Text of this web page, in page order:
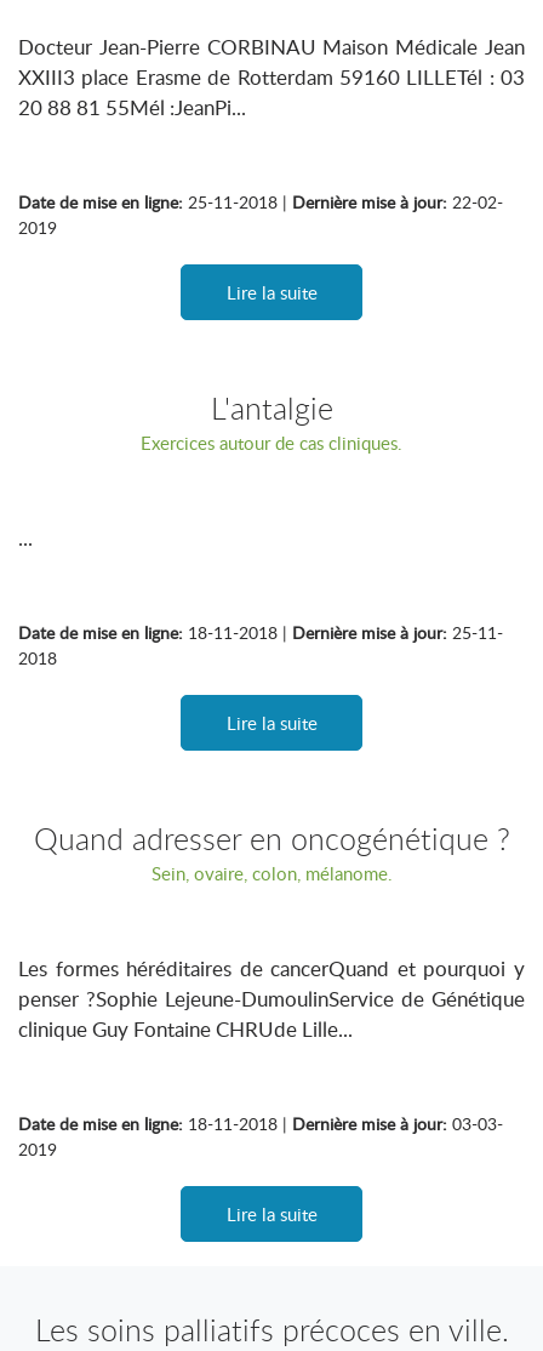
Docteur Jean-Pierre CORBINAU Maison Médicale Jean
XXIII3 place Erasme de Rotterdam 59160 LILLETél : 03
20 88 81 55Mél :JeanPi...
Date de mise en ligne: 25-11-2018 | Dernière mise à jour: 22-02-
2019
Lire la suite
L'antalgie
Exercices autour de cas cliniques.
...
Date de mise en ligne: 18-11-2018 | Dernière mise à jour: 25-11-
2018
Lire la suite
Quand adresser en oncogénétique ?
Sein, ovaire, colon, mélanome.
Les formes héréditaires de cancerQuand et pourquoi y
penser ?Sophie Lejeune-DumoulinService de Génétique
clinique Guy Fontaine CHRUde Lille...
Date de mise en ligne: 18-11-2018 | Dernière mise à jour: 03-03-
2019
Lire la suite
Les soins palliatifs précoces en ville.